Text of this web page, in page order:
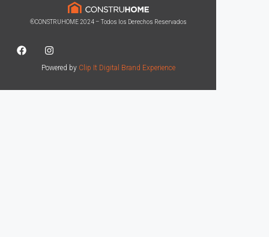
®CONSTRUHOME 2024 – Todos los Derechos Reservados
Powered by Clip It Digital Brand Experience